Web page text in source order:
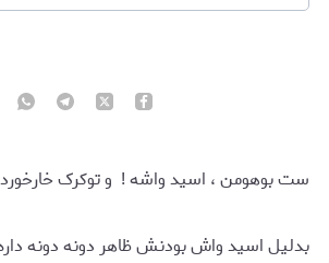
ست بوهومن ، اسید واشه ! و توکرک
بدلیل اسید واش بودنش ظاهر دونه دونه